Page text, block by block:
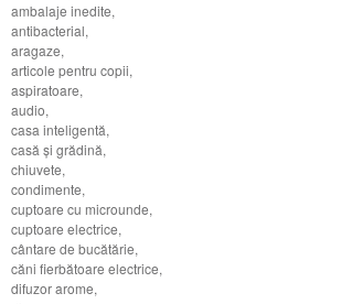
ambalaje inedite,
antibacterial,
aragaze,
articole pentru copii,
aspiratoare,
audio,
casa inteligentă,
casă şi grădină,
chiuvete,
condimente,
cuptoare cu microunde,
cuptoare electrice,
cântare de bucătărie,
căni fierbătoare electrice,
difuzor arome,